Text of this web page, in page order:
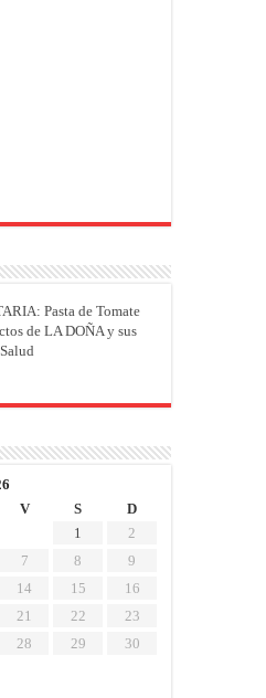
Pasta de Tomate
de LA DOÑA y sus
V S
D
1
2
7 8
9
14 15
16
21 22
23
28 29
30